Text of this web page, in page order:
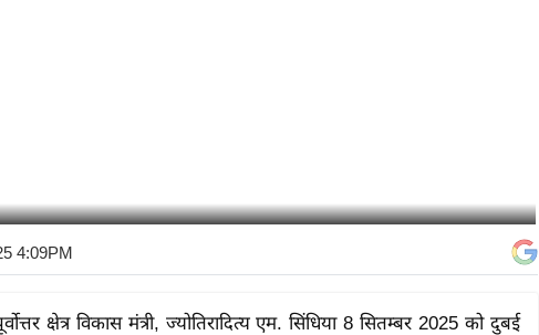
4:09PM
क्षेत्र विकास मंत्री, ज्योतिरादित्य एम. सिंधिया 8 सितम्बर 2025 को दुबई